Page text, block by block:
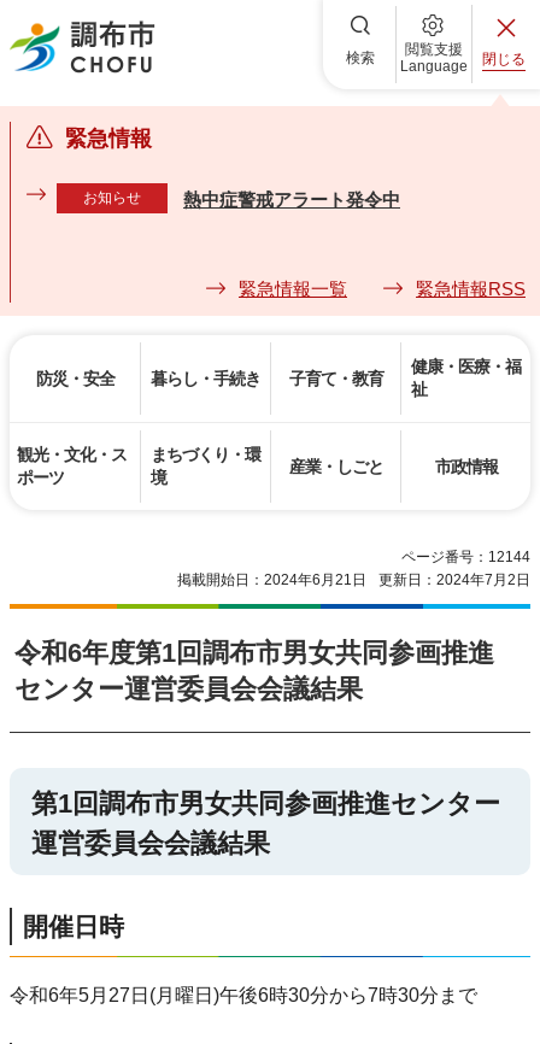
調布市 検索
閲覧支援
Language
閉じる
緊急情報
お知らせ 熱中症警戒アラート発令中
緊急情報一覧 緊急情報RSS
防災・安全 暮らし・手続き 子育て・教育
健康・医療・福
祉
観光・文化・ス
ポーツ
まちづくり・環
境
産業・しごと 市政情報
ページ番号：12144
掲載開始日：2024年6月21日
更新日：2024年7月2日
令和6年度第1回調布市男女共同参画推進
センター運営委員会会議結果
第1回調布市男女共同参画推進センター
運営委員会会議結果
開催日時
令和6年5月27日(月曜日)午後6時30分から7時30分まで